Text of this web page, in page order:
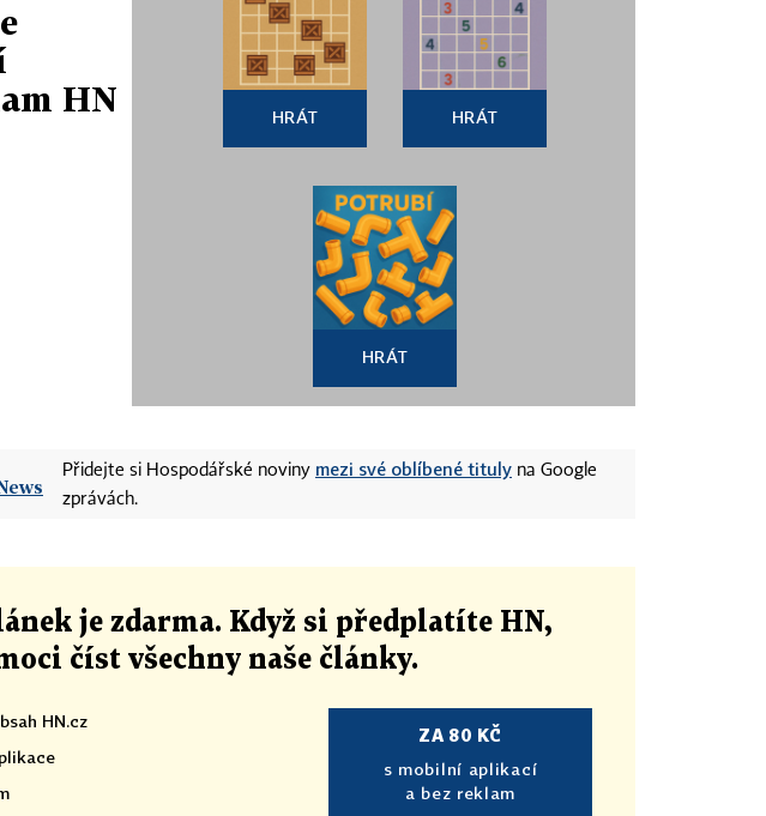
HN
HRÁT HRÁT
HRÁT
Přidejte si Hospodářské noviny mezi své oblíbené tituly na Google
zprávách.
je zdarma. Když si předplatíte HN,
číst všechny naše články.
HN.cz
ZA 80 KČ
s mobilní aplikací
a bez reklam